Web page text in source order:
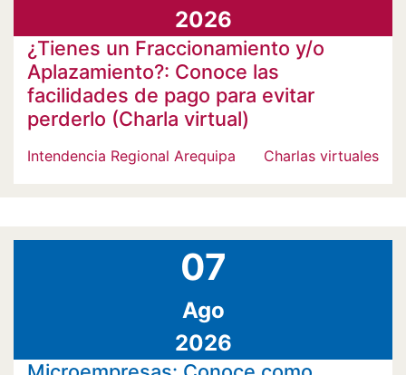
2026
¿Tienes un Fraccionamiento y/o
Aplazamiento?: Conoce las
facilidades de pago para evitar
perderlo (Charla virtual)
Intendencia Regional Arequipa Charlas virtuales
07
Ago
2026